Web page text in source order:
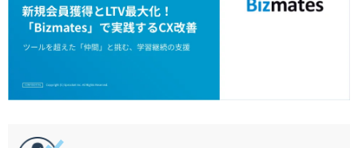
ロゴマーク